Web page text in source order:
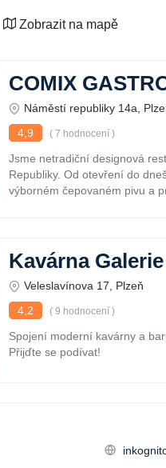
Zobrazit na mapě
COMIX
Náměstí republiky 14a,
4,9
( 7 hodnocení )
Jsme netradiční designová
Republiky. Od otevření do
výborném čepovaném pivu a
Kavárna Galerie
Veleslavínova 17, Plzeň
4,2
( 9 hodnocení )
Spojení moderní kavárny a
Přijďte se podívat!